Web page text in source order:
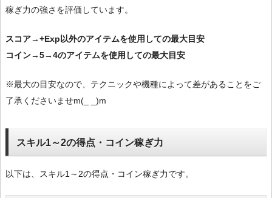
稼ぎ力の強さを評価しています。
スコア→+Exp以外のアイテムを使用しての最大目安
コイン→5→4のアイテムを使用しての最大目安
※最大の目安なので、テクニックや機種によって差があることをご
了承くださいませm(_ _)m
スキル1～2の得点・コイン稼ぎ力
以下は、スキル1～2の得点・コイン稼ぎ力です。